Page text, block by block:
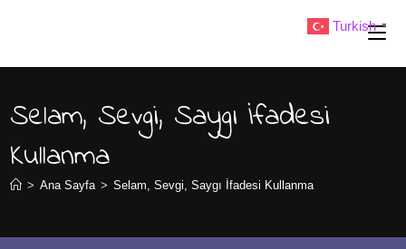
Selam, Sevgi, Saygı İfadesi
Kullanma
> Ana Sayfa > Selam, Sevgi, Saygı İfadesi Kullanma
Turkish ▼